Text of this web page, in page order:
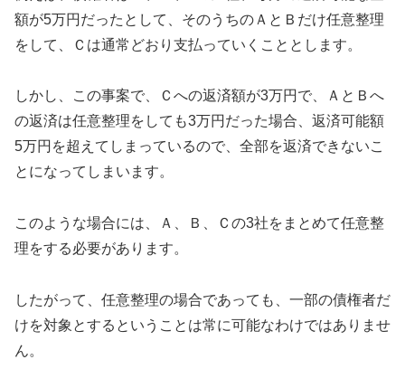
額が5万円だったとして、そのうちのＡとＢだけ任意整理
をして、Ｃは通常どおり支払っていくこととします。
しかし、この事案で、Ｃへの返済額が3万円で、ＡとＢへ
の返済は任意整理をしても3万円だった場合、返済可能額
5万円を超えてしまっているので、全部を返済できないこ
とになってしまいます。
このような場合には、Ａ、Ｂ、Ｃの3社をまとめて任意整
理をする必要があります。
したがって、任意整理の場合であっても、一部の債権者だ
けを対象とするということは常に可能なわけではありませ
ん。